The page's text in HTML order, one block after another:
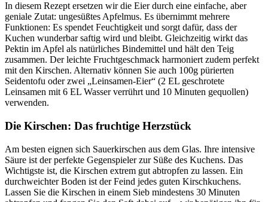
In diesem Rezept ersetzen wir die Eier durch eine einfache, aber
geniale Zutat: ungesüßtes Apfelmus. Es übernimmt mehrere
Funktionen: Es spendet Feuchtigkeit und sorgt dafür, dass der
Kuchen wunderbar saftig wird und bleibt. Gleichzeitig wirkt das
Pektin im Apfel als natürliches Bindemittel und hält den Teig
zusammen. Der leichte Fruchtgeschmack harmoniert zudem perfekt
mit den Kirschen. Alternativ können Sie auch 100g pürierten
Seidentofu oder zwei „Leinsamen-Eier“ (2 EL geschrotete
Leinsamen mit 6 EL Wasser verrührt und 10 Minuten gequollen)
verwenden.
Die Kirschen: Das fruchtige Herzstück
Am besten eignen sich Sauerkirschen aus dem Glas. Ihre intensive
Säure ist der perfekte Gegenspieler zur Süße des Kuchens. Das
Wichtigste ist, die Kirschen extrem gut abtropfen zu lassen. Ein
durchweichter Boden ist der Feind jedes guten Kirschkuchens.
Lassen Sie die Kirschen in einem Sieb mindestens 30 Minuten